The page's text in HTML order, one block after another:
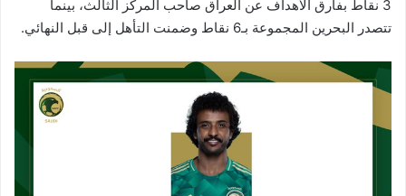
3 نقاط بفارق الأهداف عن العراق صاحب المركز الثالث، بينما
تتصدر البحرين المجموعة بـ6 نقاط وضمنت التأهل إلى قبل النهائي.